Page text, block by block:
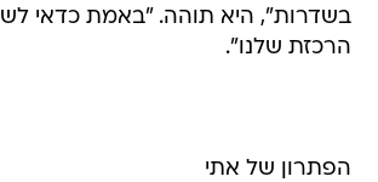
בשדרות", היא תוהה. "באמת כדאי
הרכזת שלנו".
הפתרון של אתי